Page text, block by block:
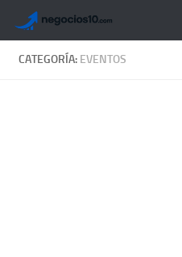
Saltar al contenido
CATEGORÍA: EVENTOS